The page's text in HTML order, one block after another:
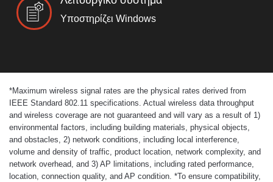
Υποστηρίζει Windows
*Maximum wireless signal rates are the physical rates derived from
IEEE Standard 802.11 specifications. Actual wireless data throughput
and wireless coverage are not guaranteed and will vary as a result of 1)
environmental factors, including building materials, physical objects,
and obstacles, 2) network conditions, including local interference,
volume and density of traffic, product location, network complexity, and
network overhead, and 3) AP limitations, including rated performance,
location, connection quality, and AP condition. *To ensure compatibility,